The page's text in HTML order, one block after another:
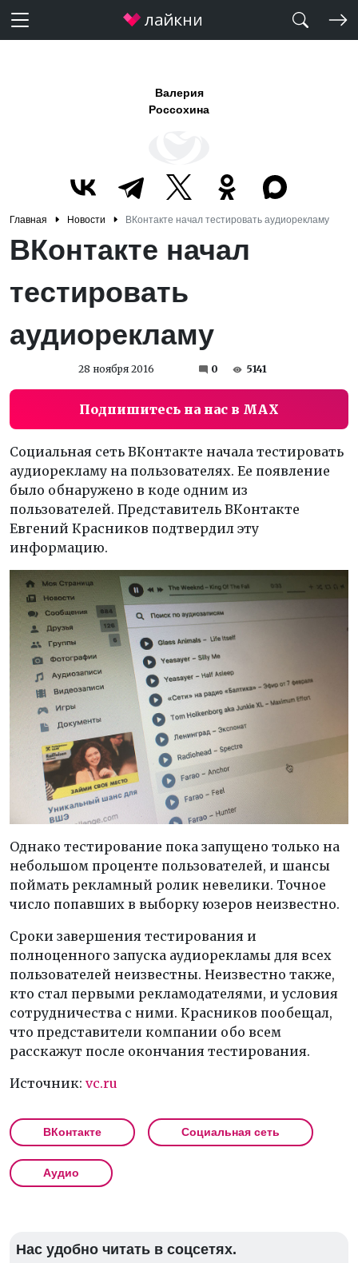
Валерия
Россохина
Главная Новости ВКонтакте начал тестировать аудиорекламу
ВКонтакте начал
тестировать
аудиорекламу
28 ноября 2016 0 5141
Подпишитесь на нас в MAX
Социальная сеть ВКонтакте начала тестировать
аудиорекламу на пользователях. Ее появление
было обнаружено в коде одним из
пользователей. Представитель ВКонтакте
Евгений Красников подтвердил эту
информацию.
Однако тестирование пока запущено только на
небольшом проценте пользователей, и шансы
поймать рекламный ролик невелики. Точное
число попавших в выборку юзеров неизвестно.
Сроки завершения тестирования и
полноценного запуска аудиорекламы для всех
пользователей неизвестны. Неизвестно также,
кто стал первыми рекламодателями, и условия
сотрудничества с ними. Красников пообещал,
что представители компании обо всем
расскажут после окончания тестирования.
Источник: vc.ru
ВКонтакте Социальная сеть
Аудио
Нас удобно читать в соцсетях.